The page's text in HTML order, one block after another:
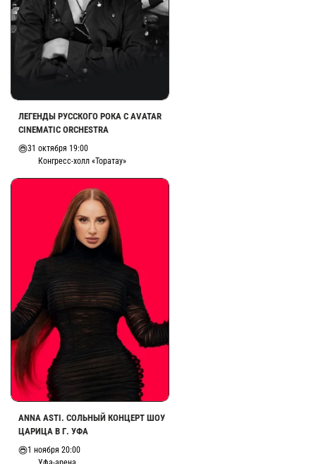
ЛЕГЕНДЫ РУССКОГО РОКА С AVATAR
CINEMATIC ORCHESTRA
31 октября 19:00
Конгресс-холл «Торатау»
ANNA ASTI. СОЛЬНЫЙ КОНЦЕРТ ШОУ
ЦАРИЦА В Г. УФА
1 ноября 20:00